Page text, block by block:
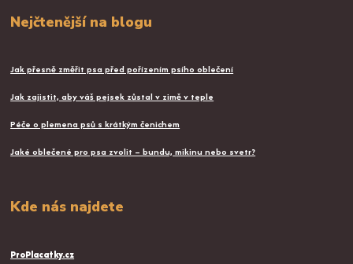
Nejčtenější na blogu
Jak přesně změřit psa před pořízením psího oblečení
Jak zajistit, aby váš pejsek zůstal v zimě v teple
Péče o plemena psů s krátkým čenichem
Jaké oblečené pro psa zvolit – bundu, mikinu nebo svetr?
Kde nás najdete
ProPlacatky.cz